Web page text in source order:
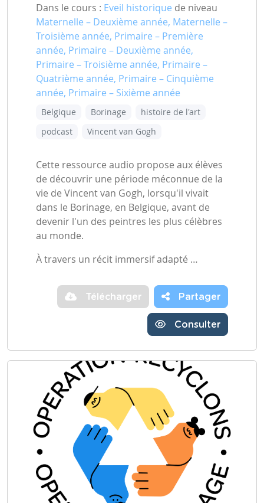
Dans le cours : Eveil historique de niveau
Maternelle – Deuxième année, Maternelle –
Troisième année, Primaire – Première
année, Primaire – Deuxième année,
Primaire – Troisième année, Primaire –
Quatrième année, Primaire – Cinquième
année, Primaire – Sixième année
Belgique Borinage
histoire de l'art
podcast
Vincent van Gogh
Cette ressource audio propose aux élèves
de découvrir une période méconnue de la
vie de Vincent van Gogh, lorsqu'il vivait
dans le Borinage, en Belgique, avant de
devenir l'un des peintres les plus célèbres
au monde.
À travers un récit immersif adapté …
Télécharger Partager
Consulter